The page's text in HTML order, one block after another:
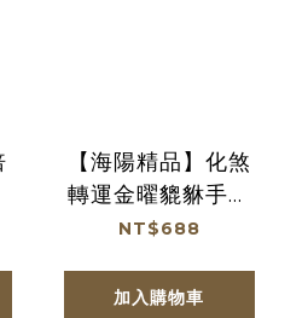
【海陽精品】化煞
轉運金曜貔貅手鍊
(防小人轉好運) (廠
運及滿額贈優惠)
NT$688
加入購物車